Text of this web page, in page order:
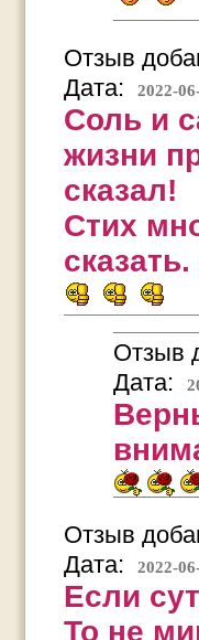
Отзыв
Дата:
2022-
Соль и
жизни
сказал!
Стих
сказать.
Отзыв
Дата:
Отзыв
Дата:
2022-
Если
То не